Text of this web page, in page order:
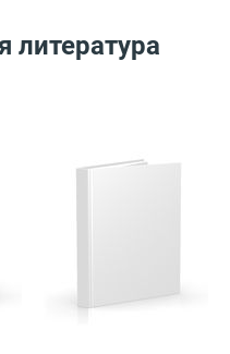
литература